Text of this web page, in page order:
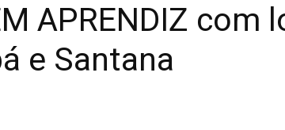
APRENDIZ com
e Santana